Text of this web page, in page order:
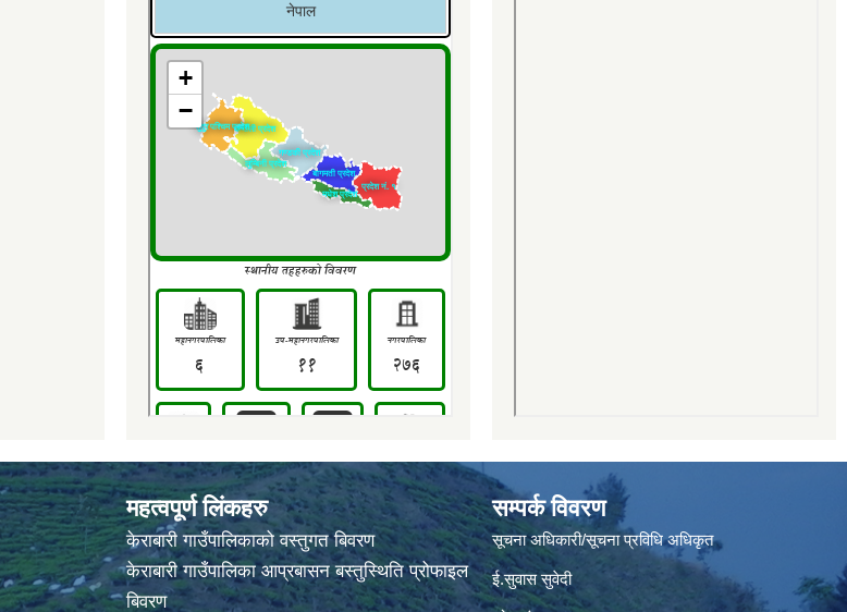
महत्वपूर्ण लिंकहरु
केराबारी गाउँपालिकाको वस्तुगत बिवरण
केराबारी गाउँपालिका आप्रबासन बस्तुस्थिति प्रोफाइल
बिवरण
सम्पर्क विवरण
सूचना अधिकारी/सूचना प्रविधि अधिकृत
ई.सुवास सुवेदी